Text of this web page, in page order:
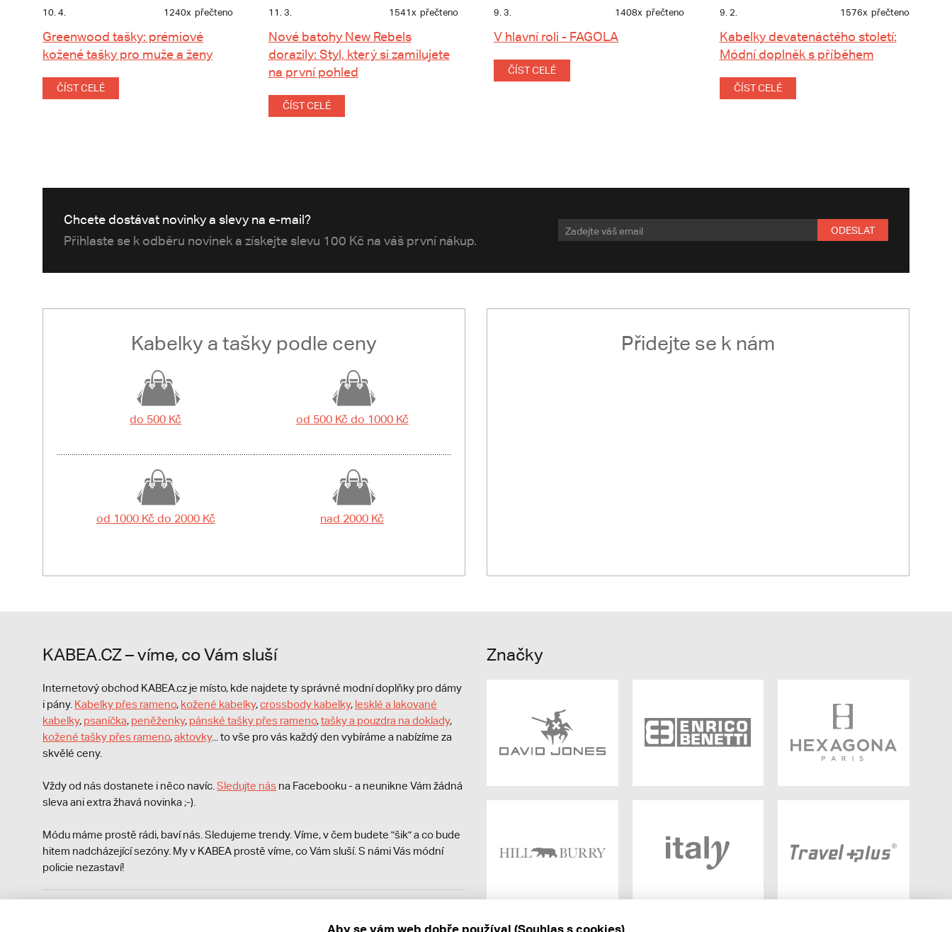
10. 4. 1240x přečteno
Greenwood tašky: prémiové
kožené tašky pro muže a ženy
ČÍST CELÉ
11. 3. 1541x přečteno
Nové batohy New Rebels
dorazily: Styl, který si zamilujete
na první pohled
ČÍST CELÉ
9. 3. 1408x přečteno
V hlavní roli - FAGOLA
ČÍST CELÉ
9. 2. 1576x přečteno
Kabelky devatenáctého století:
Módní doplněk s příběhem
ČÍST CELÉ
Chcete dostávat novinky a slevy na e-mail?
Přihlaste se k odběru novinek a získejte slevu 100 Kč na váš první nákup.
ODESLAT
Kabelky a tašky podle ceny
do 500 Kč od 500 Kč do 1000 Kč
od 1000 Kč do 2000 Kč nad 2000 Kč
Přidejte se k nám
KABEA.CZ – víme, co Vám sluší
Internetový obchod KABEA.cz je místo, kde najdete ty správné modní doplňky pro dámy
i pány. Kabelky přes rameno, kožené kabelky,crossbody kabelky, lesklé a lakované
kabelky, psaníčka, peněženky, pánské tašky přes rameno,tašky a pouzdra na doklady,
kožené tašky přes rameno,aktovky... to vše pro vás každý den vybíráme a nabízíme za
skvělé ceny.
Vždy od nás dostanete i něco navíc. Sledujte nás na Facebooku - a neunikne Vám žádná
sleva ani extra žhavá novinka ;-).
Módu máme prostě rádi, baví nás. Sledujeme trendy. Víme, v čem budete "šik" a co bude
hitem nadcházející sezóny. My v KABEA prostě víme, co Vám sluší. S námi Vás módní
policie nezastaví!
Zároveň je povinen zaevidovat přijatou tržbu u správce daně online; v případě
Značky
Aby se vám web dobře používal (Souhlas s cookies)